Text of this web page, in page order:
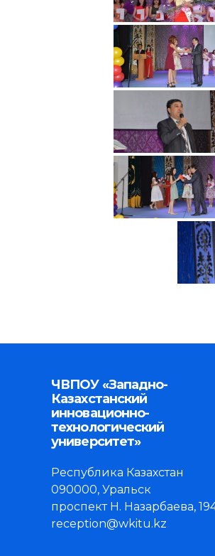
ЧВПОУ «Западно-
Казахстанский
инновационно-
технологический
университет»
Республика Казахстан
090000, Уральск
проспект Н. Назарбаева,
reception@wkitu.kz